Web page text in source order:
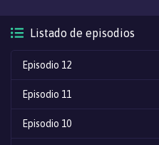
Listado de episodios
Episodio 12
Episodio 11
Episodio 10